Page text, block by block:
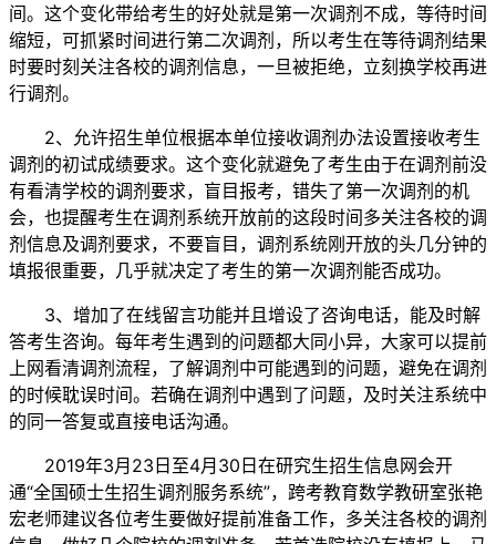
间。这个变化带给考生的好处就是第一次调剂不成，等待时间
缩短，可抓紧时间进行第二次调剂，所以考生在等待调剂结果
时要时刻关注各校的调剂信息，一旦被拒绝，立刻换学校再进
行调剂。
2、允许招生单位根据本单位接收调剂办法设置接收考生
调剂的初试成绩要求。这个变化就避免了考生由于在调剂前没
有看清学校的调剂要求，盲目报考，错失了第一次调剂的机
会，也提醒考生在调剂系统开放前的这段时间多关注各校的调
剂信息及调剂要求，不要盲目，调剂系统刚开放的头几分钟的
填报很重要，几乎就决定了考生的第一次调剂能否成功。
3、增加了在线留言功能并且增设了咨询电话，能及时解
答考生咨询。每年考生遇到的问题都大同小异，大家可以提前
上网看清调剂流程，了解调剂中可能遇到的问题，避免在调剂
的时候耽误时间。若确在调剂中遇到了问题，及时关注系统中
的同一答复或直接电话沟通。
2019年3月23日至4月30日在研究生招生信息网会开
通“全国硕士生招生调剂服务系统”，跨考教育数学教研室张艳
宏老师建议各位考生要做好提前准备工作，多关注各校的调剂